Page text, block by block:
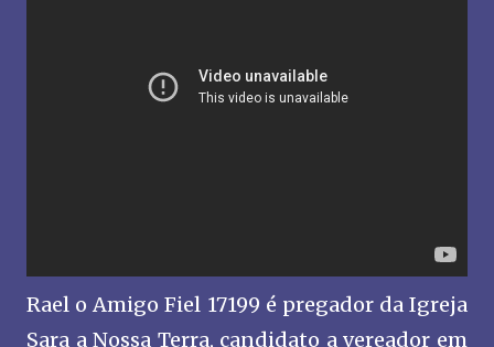
Rael o Amigo Fiel 17199 é pregador da Igreja
Sara a Nossa Terra, candidato a vereador em